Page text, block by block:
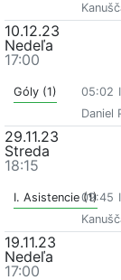
10.12.23
Nedeľa
17:00
Góly (1) 05:02
Daniel
29.11.23
Streda
18:15
I. Asistencie (1)09:45
19.11.23
Nedeľa
17:00